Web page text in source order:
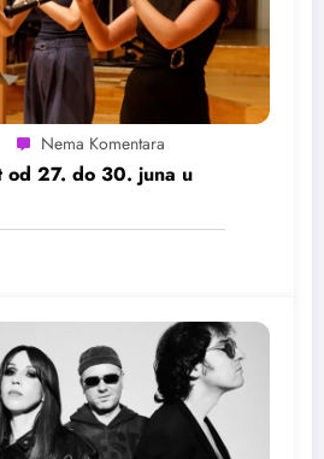
od 27. do 30. juna u